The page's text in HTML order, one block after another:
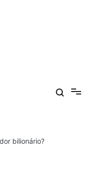
bilionário?